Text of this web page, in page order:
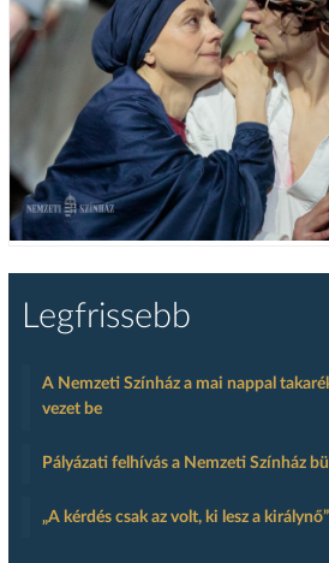
Legfrissebb
A Nemzeti Színház a mai nappal
vezet be
Pályázati felhívás a Nemzeti Színház
„A kérdés csak az volt, ki lesz a királynő”